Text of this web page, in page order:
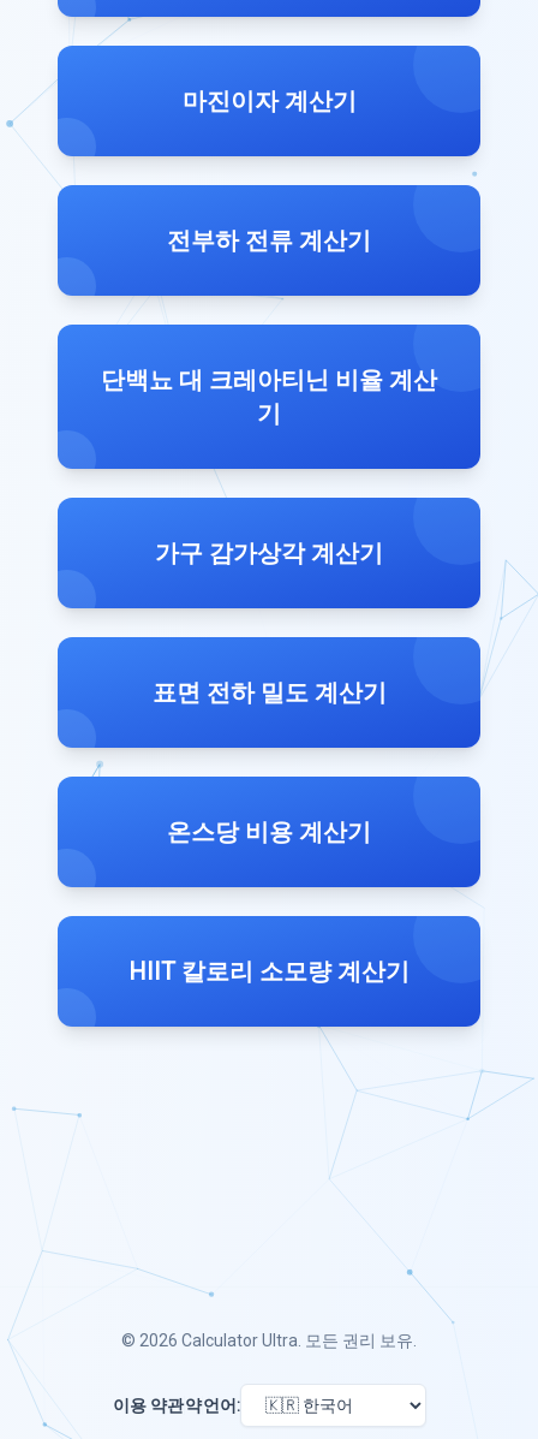
마진이자 계산기
전부하 전류 계산기
단백뇨 대 크레아티닌 비율 계산
기
가구 감가상각 계산기
표면 전하 밀도 계산기
온스당 비용 계산기
HIIT 칼로리 소모량 계산기
© 2026 Calculator Ultra . 모든 권리 보유.
이용 약관약언어: